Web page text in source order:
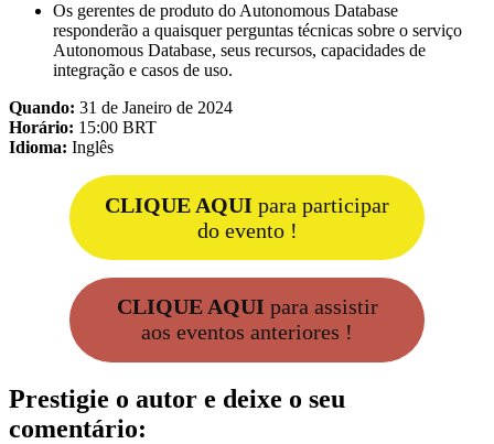
Os gerentes de produto do Autonomous Database
responderão a quaisquer perguntas técnicas sobre o serviço
Autonomous Database, seus recursos, capacidades de
integração e casos de uso.
Quando: 31 de Janeiro de 2024
Horário: 15:00 BRT
Idioma: Inglês
CLIQUE AQUI para participar
do evento !
CLIQUE AQUI para assistir
aos eventos anteriores !
Prestigie o autor e deixe o seu
comentário: